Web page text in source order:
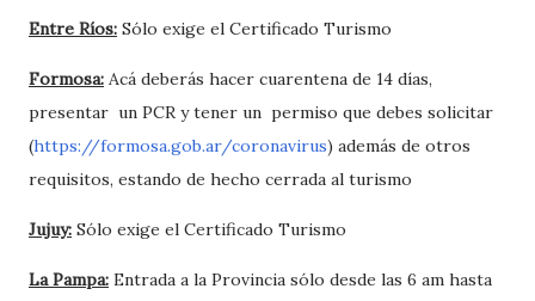
Entre Ríos: Sólo exige el Certificado Turismo
Formosa: Acá deberás hacer cuarentena de 14 días,
presentar un PCR y tener un permiso que debes solicitar
(https://formosa.gob.ar/coronavirus) además de otros
requisitos, estando de hecho cerrada al turismo
Jujuy: Sólo exige el Certificado Turismo
La Pampa: Entrada a la Provincia sólo desde las 6 am hasta